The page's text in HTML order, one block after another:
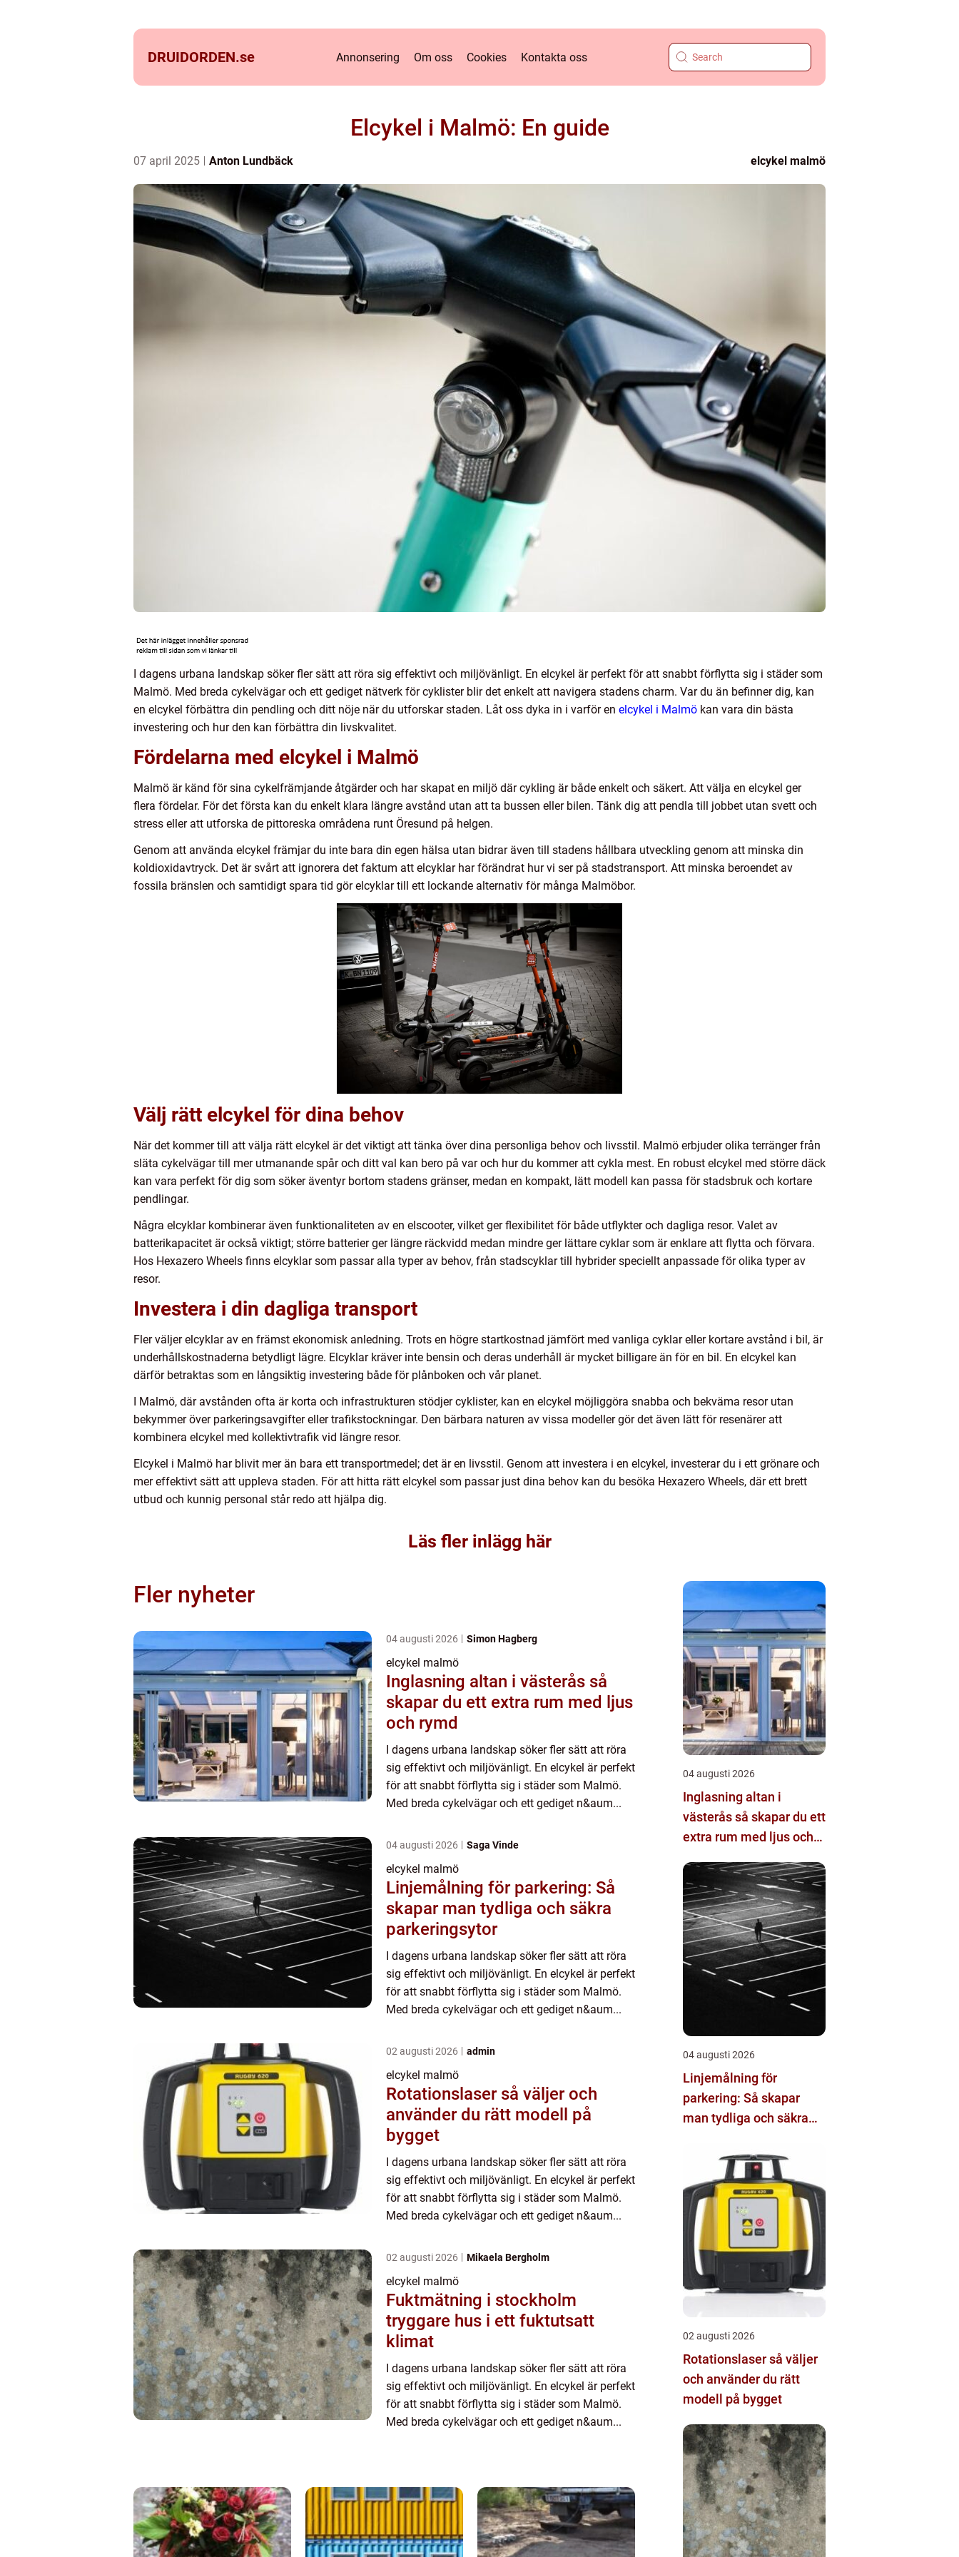
DRUIDORDEN.se Annonsering Om oss Cookies Kontakta oss
Elcykel i Malmö: En guide
07 april 2025 Anton Lundbäck elcykel malmö
I dagens urbana landskap söker fler sätt att röra sig effektivt och miljövänligt. En elcykel är perfekt för att snabbt förflytta sig i städer som
Malmö. Med breda cykelvägar och ett gediget nätverk för cyklister blir det enkelt att navigera stadens charm. Var du än befinner dig, kan
en elcykel förbättra din pendling och ditt nöje när du utforskar staden. Låt oss dyka in i varför en elcykel i Malmö kan vara din bästa
investering och hur den kan förbättra din livskvalitet.
Fördelarna med elcykel i Malmö
Malmö är känd för sina cykelfrämjande åtgärder och har skapat en miljö där cykling är både enkelt och säkert. Att välja en elcykel ger
flera fördelar. För det första kan du enkelt klara längre avstånd utan att ta bussen eller bilen. Tänk dig att pendla till jobbet utan svett och
stress eller att utforska de pittoreska områdena runt Öresund på helgen.
Genom att använda elcykel främjar du inte bara din egen hälsa utan bidrar även till stadens hållbara utveckling genom att minska din
koldioxidavtryck. Det är svårt att ignorera det faktum att elcyklar har förändrat hur vi ser på stadstransport. Att minska beroendet av
fossila bränslen och samtidigt spara tid gör elcyklar till ett lockande alternativ för många Malmöbor.
Välj rätt elcykel för dina behov
När det kommer till att välja rätt elcykel är det viktigt att tänka över dina personliga behov och livsstil. Malmö erbjuder olika terränger från
släta cykelvägar till mer utmanande spår och ditt val kan bero på var och hur du kommer att cykla mest. En robust elcykel med större däck
kan vara perfekt för dig som söker äventyr bortom stadens gränser, medan en kompakt, lätt modell kan passa för stadsbruk och kortare
pendlingar.
Några elcyklar kombinerar även funktionaliteten av en elscooter, vilket ger flexibilitet för både utflykter och dagliga resor. Valet av
batterikapacitet är också viktigt; större batterier ger längre räckvidd medan mindre ger lättare cyklar som är enklare att flytta och förvara.
Hos Hexazero Wheels finns elcyklar som passar alla typer av behov, från stadscyklar till hybrider speciellt anpassade för olika typer av
resor.
Investera i din dagliga transport
Fler väljer elcyklar av en främst ekonomisk anledning. Trots en högre startkostnad jämfört med vanliga cyklar eller kortare avstånd i bil, är
underhållskostnaderna betydligt lägre. Elcyklar kräver inte bensin och deras underhåll är mycket billigare än för en bil. En elcykel kan
därför betraktas som en långsiktig investering både för plånboken och vår planet.
I Malmö, där avstånden ofta är korta och infrastrukturen stödjer cyklister, kan en elcykel möjliggöra snabba och bekväma resor utan
bekymmer över parkeringsavgifter eller trafikstockningar. Den bärbara naturen av vissa modeller gör det även lätt för resenärer att
kombinera elcykel med kollektivtrafik vid längre resor.
Elcykel i Malmö har blivit mer än bara ett transportmedel; det är en livsstil. Genom att investera i en elcykel, investerar du i ett grönare och
mer effektivt sätt att uppleva staden. För att hitta rätt elcykel som passar just dina behov kan du besöka Hexazero Wheels, där ett brett
utbud och kunnig personal står redo att hjälpa dig.
Läs fler inlägg här
Fler nyheter
04 augusti 2026 Simon Hagberg
elcykel malmö
Inglasning altan i västerås så
skapar du ett extra rum med ljus
och rymd
I dagens urbana landskap söker fler sätt att röra
sig effektivt och miljövänligt. En elcykel är perfekt
för att snabbt förflytta sig i städer som Malmö.
Med breda cykelvägar och ett gediget n&aum...
04 augusti 2026 Saga Vinde
elcykel malmö
Linjemålning för parkering: Så
skapar man tydliga och säkra
parkeringsytor
I dagens urbana landskap söker fler sätt att röra
sig effektivt och miljövänligt. En elcykel är perfekt
för att snabbt förflytta sig i städer som Malmö.
Med breda cykelvägar och ett gediget n&aum...
02 augusti 2026 admin
elcykel malmö
Rotationslaser så väljer och
använder du rätt modell på
bygget
I dagens urbana landskap söker fler sätt att röra
sig effektivt och miljövänligt. En elcykel är perfekt
för att snabbt förflytta sig i städer som Malmö.
Med breda cykelvägar och ett gediget n&aum...
02 augusti 2026 Mikaela Bergholm
elcykel malmö
Fuktmätning i stockholm
tryggare hus i ett fuktutsatt
klimat
I dagens urbana landskap söker fler sätt att röra
sig effektivt och miljövänligt. En elcykel är perfekt
för att snabbt förflytta sig i städer som Malmö.
Med breda cykelvägar och ett gediget n&aum...
04 augusti 2026
Inglasning altan i
västerås så skapar du ett
extra rum med ljus och
04 augusti 2026
Linjemålning för
parkering: Så skapar
man tydliga och säkra
02 augusti 2026
Rotationslaser så väljer
och använder du rätt
modell på bygget